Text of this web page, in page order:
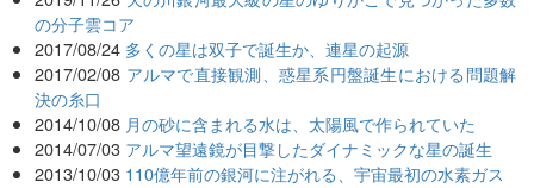
の分子雲コア
2017/08/24 多くの星は双子で誕生か、連星の起源
2017/02/08 アルマで直接観測、惑星系円盤誕生における問題解
決の糸口
2014/10/08 月の砂に含まれる水は、太陽風で作られていた
2014/07/03 アルマ望遠鏡が目撃したダイナミックな星の誕生
2013/10/03 110億年前の銀河に注がれる、宇宙最初の水素ガス